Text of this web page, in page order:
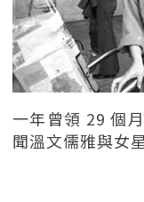
一年曾領 29 個
聞溫文儒雅與女